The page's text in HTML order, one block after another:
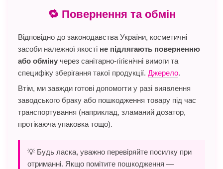
🔁 Повернення та обмін
Відповідно до законодавства України, косметичні
засоби належної якості не підлягають поверненню
або обміну через санітарно-гігієнічні вимоги та
специфіку зберігання такої продукції. Джерело.
Втім, ми завжди готові допомогти у разі виявлення
заводського браку або пошкодження товару під час
транспортування (наприклад, зламаний дозатор,
протікаюча упаковка тощо).
💡 Будь ласка, уважно перевіряйте посилку при
отриманні. Якщо помітите пошкодження —